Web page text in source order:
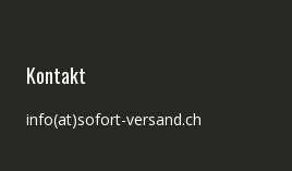
Kontakt
info(at)sofort-versand.ch